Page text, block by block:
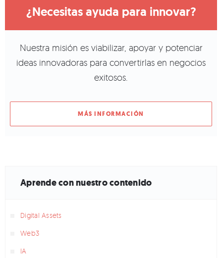
¿Necesitas ayuda para innovar?
Nuestra misión es viabilizar, apoyar y potenciar
ideas innovadoras para convertirlas en negocios
exitosos.
MÁS INFORMACIÓN
Aprende con nuestro contenido
Digital Assets
Web3
IA